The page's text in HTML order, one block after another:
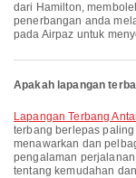
dari Hamilton,
penerbangan anda
pada Airpaz untuk
Apakah lapangan
Lapangan Terbang
terbang berlepas
menawarkan dan
pengalaman
tentang kemudahan